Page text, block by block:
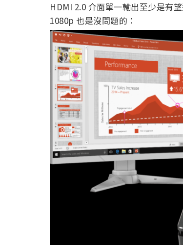
HDMI 2.0 介面單一輸出至少是有
1080p 也是沒問題的：